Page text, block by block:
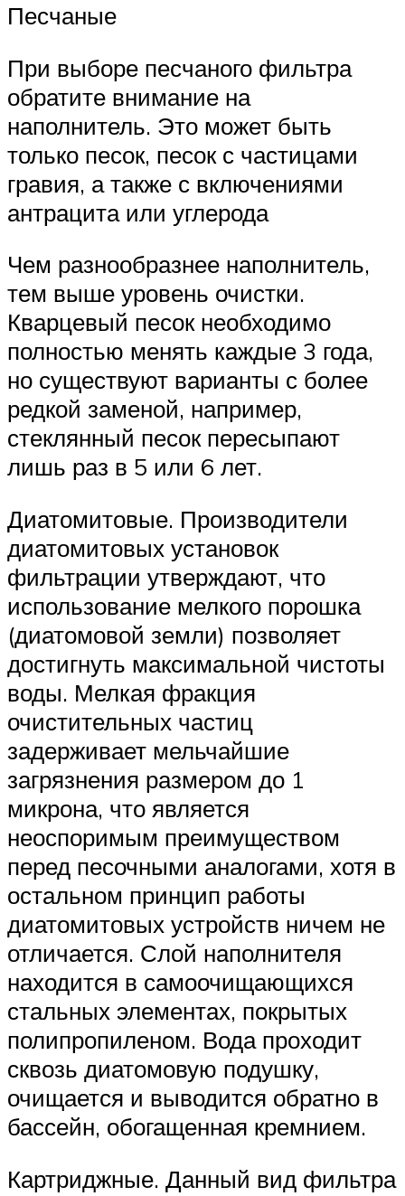
Песчаные
При выборе песчаного фильтра
обратите внимание на
наполнитель. Это может быть
только песок, песок с частицами
гравия, а также с включениями
антрацита или углерода
Чем разнообразнее наполнитель,
тем выше уровень очистки.
Кварцевый песок необходимо
полностью менять каждые 3 года,
но существуют варианты с более
редкой заменой, например,
стеклянный песок пересыпают
лишь раз в 5 или 6 лет.
Диатомитовые. Производители
диатомитовых установок
фильтрации утверждают, что
использование мелкого порошка
(диатомовой земли) позволяет
достигнуть максимальной чистоты
воды. Мелкая фракция
очистительных частиц
задерживает мельчайшие
загрязнения размером до 1
микрона, что является
неоспоримым преимуществом
перед песочными аналогами, хотя в
остальном принцип работы
диатомитовых устройств ничем не
отличается. Слой наполнителя
находится в самоочищающихся
стальных элементах, покрытых
полипропиленом. Вода проходит
сквозь диатомовую подушку,
очищается и выводится обратно в
бассейн, обогащенная кремнием.
Картриджные. Данный вид фильтра